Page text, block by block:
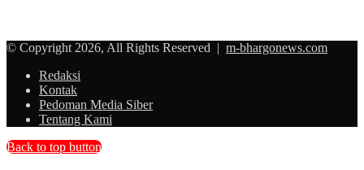
© Copyright 2026, All Rights Reserved | m-bhargonews.com
Redaksi
Kontak
Pedoman Media Siber
Tentang Kami
Back to top button